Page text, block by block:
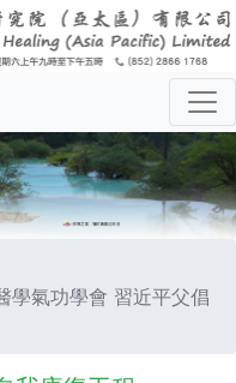
學氣功學會 習近平父倡